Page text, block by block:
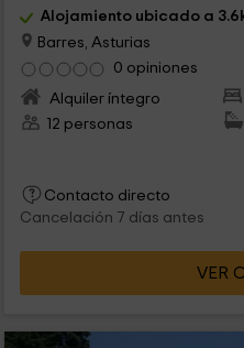
Alojamiento ubicado a
Barres, Asturias
0 opiniones
Alquiler íntegro
12 personas
Contacto directo
Cancelación 7 días antes
VER